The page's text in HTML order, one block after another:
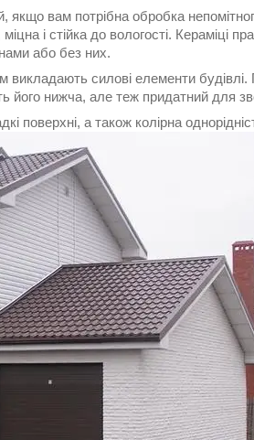
якщо вам потрібна обробка
і стійка до вологості. Кераміці
або без них.
викладають силові елементи
його нижча, але теж придатний для
поверхні, а також колірна